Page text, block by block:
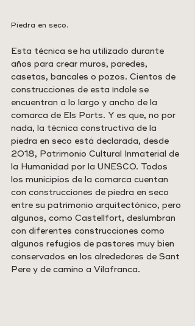
Piedra en seco.
Esta técnica se ha utilizado durante
años para crear muros, paredes,
casetas, bancales o pozos. Cientos de
construcciones de esta índole se
encuentran a lo largo y ancho de la
comarca de Els Ports. Y es que, no por
nada, la técnica constructiva de la
piedra en seco está declarada, desde
2018, Patrimonio Cultural Inmaterial de
la Humanidad por la UNESCO. Todos
los municipios de la comarca cuentan
con construcciones de piedra en seco
entre su patrimonio arquitectónico, pero
algunos, como Castellfort, deslumbran
con diferentes construcciones como
algunos refugios de pastores muy bien
conservados en los alrededores de Sant
Pere y de camino a Vilafranca.